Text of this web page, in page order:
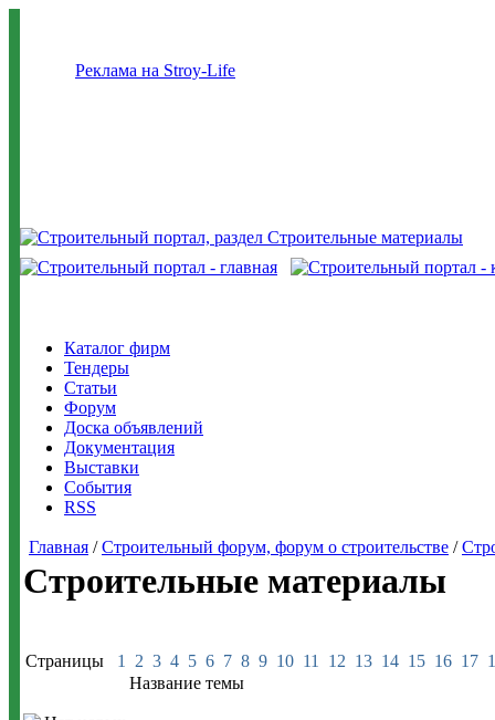
Реклама на Stroy-Life
Каталог фирм
Тендеры
Статьи
Форум
Доска объявлений
Документация
Выставки
События
RSS
Главная /Строительный форум, форум о строительстве /
Строительные материалы
Страницы 1 2 3 4 5 6 7 8 9 10 11 12 13 14 15 16 17
Название темы